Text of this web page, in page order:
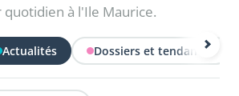
à l'Ile Maurice.
Actualités Dossiers et tendances